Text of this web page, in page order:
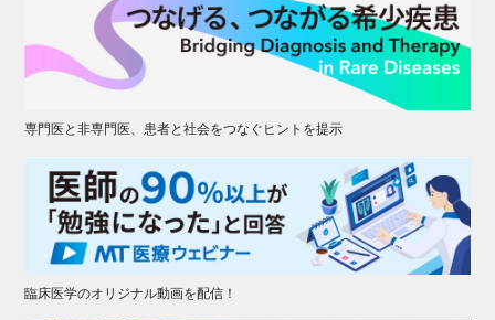
専門医と非専門医、患者と社会をつなぐヒントを提示
臨床医学のオリジナル動画を配信！